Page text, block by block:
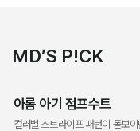
MD’S P!CK
아롬 아기 점프수트
컬러별 스트라이프 패턴이 돋보